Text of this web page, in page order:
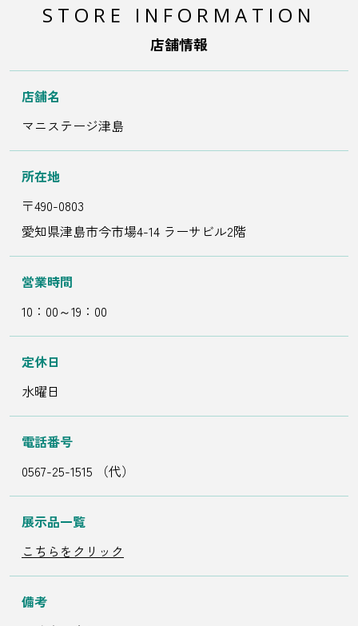
STORE INFORMATION
店舗情報
店舗名
マニステージ津島
所在地
〒490-0803
愛知県津島市今市場4-14 ラーサビル2階
営業時間
10：00～19：00
定休日
水曜日
電話番号
0567-25-1515 （代）
展示品一覧
こちらをクリック
備考